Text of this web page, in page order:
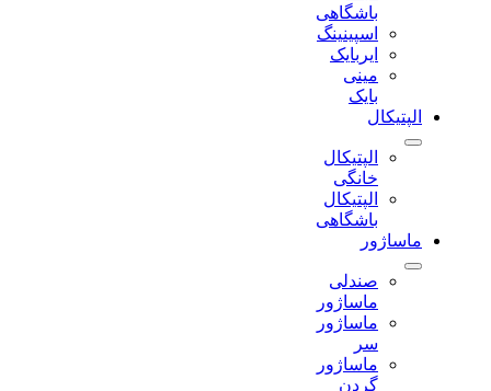
باشگاهی
اسپینینگ
ایربایک
مینی
الپتیکال
الپتیکال
خانگی
الپتیکال
باشگاهی
ماساژور
صندلی
ماساژور
ماساژور
ماساژور